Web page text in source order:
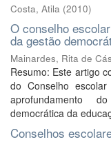
Costa, Atila (2010)
O conselho
da gestão
Mainardes, Rita de
Resumo: Este artigo
do Conselho
aprofundamento
democrática da
Conselhos